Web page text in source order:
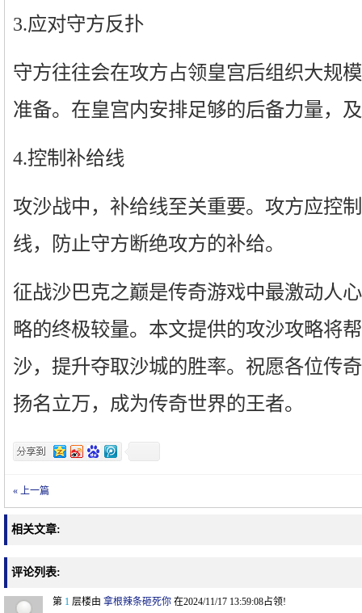
3.应对守方反扑
守方往往会在攻方占领皇宫后组织大规
准备。在皇宫内安排足够的后备力量，
4.控制补给线
攻沙战中，补给线至关重要。攻方应控
线，防止守方断绝攻方的补给。
征战沙巴克之巅是传奇游戏中最激动人
略的终极较量。本文提供的攻沙攻略将
沙，提升夺取沙城的胜率。祝愿各位传
扬名立万，成为传奇世界的王者。
« 上一篇
相关文章:
评论列表:
第 1 层楼由 拿根辣条砸死你 在2024/11/17 13:59:08占领!